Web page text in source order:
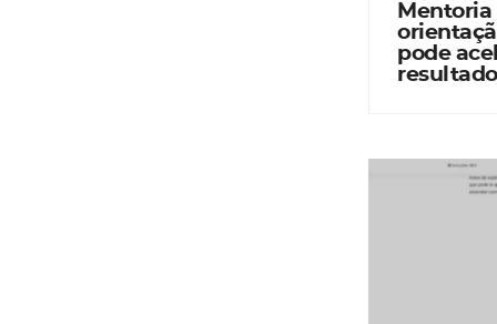
Mentoria
pode